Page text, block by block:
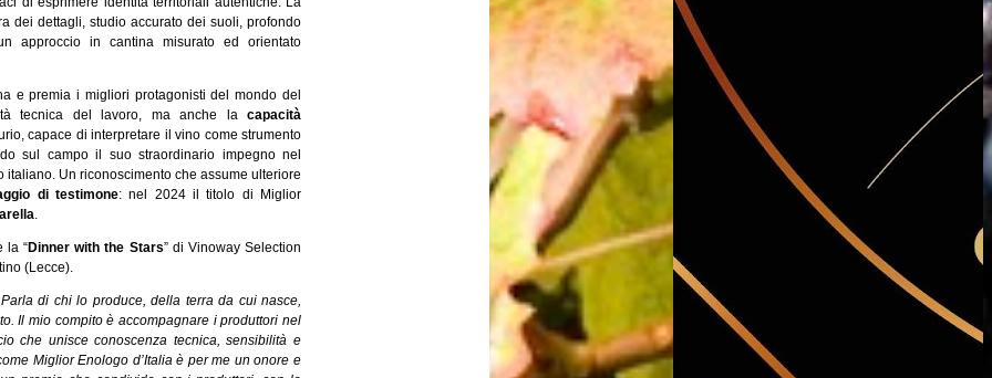
dei dettagli, studio accurato dei suoli, profondo
approccio in cantina misurato ed orientato
e premia i migliori protagonisti del mondo del
tecnica del lavoro, ma anche la capacità
capace di interpretare il vino come strumento
sul campo il suo straordinario impegno nel
Un riconoscimento che assume ulteriore
di testimone: nel 2024 il titolo di Miglior
.
la “Dinner with the Stars” di Vinoway Selection
(Lecce).
Parla di chi lo produce, della terra da cui nasce,
Il mio compito è accompagnare i produttori nel
che unisce conoscenza tecnica, sensibilità e
Miglior Enologo d’Italia è per me un onore e